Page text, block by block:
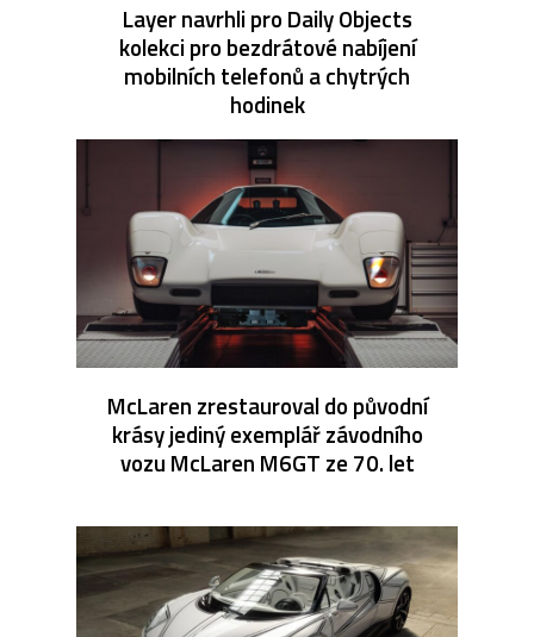
Layer navrhli pro Daily Objects
kolekci pro bezdrátové nabíjení
mobilních telefonů a chytrých
hodinek
McLaren zrestauroval do původní
krásy jediný exemplář závodního
vozu McLaren M6GT ze 70. let